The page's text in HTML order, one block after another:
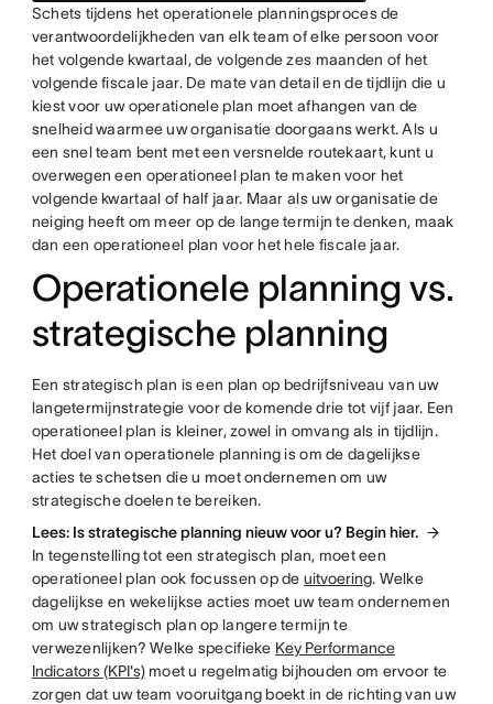
Schets tijdens het operationele planningsproces de
verantwoordelijkheden van elk team of elke persoon voor
het volgende kwartaal, de volgende zes maanden of het
volgende fiscale jaar. De mate van detail en de tijdlijn die u
kiest voor uw operationele plan moet afhangen van de
snelheid waarmee uw organisatie doorgaans werkt. Als u
een snel team bent met een versnelde routekaart, kunt u
overwegen een operationeel plan te maken voor het
volgende kwartaal of half jaar. Maar als uw organisatie de
neiging heeft om meer op de lange termijn te denken, maak
dan een operationeel plan voor het hele fiscale jaar.
Operationele planning vs.
strategische planning
Een strategisch plan is een plan op bedrijfsniveau van uw
langetermijnstrategie voor de komende drie tot vijf jaar. Een
operationeel plan is kleiner, zowel in omvang als in tijdlijn.
Het doel van operationele planning is om de dagelijkse
acties te schetsen die u moet ondernemen om uw
strategische doelen te bereiken.
Lees: Is strategische planning nieuw voor u? Begin hier.
In tegenstelling tot een strategisch plan, moet een
operationeel plan ook focussen op deuitvoering. Welke
dagelijkse en wekelijkse acties moet uw team ondernemen
om uw strategisch plan op langere termijn te
verwezenlijken? Welke specifieke Key Performance
Indicators (KPI's)moet u regelmatig bijhouden om ervoor te
zorgen dat uw team vooruitgang boekt in de richting van uw